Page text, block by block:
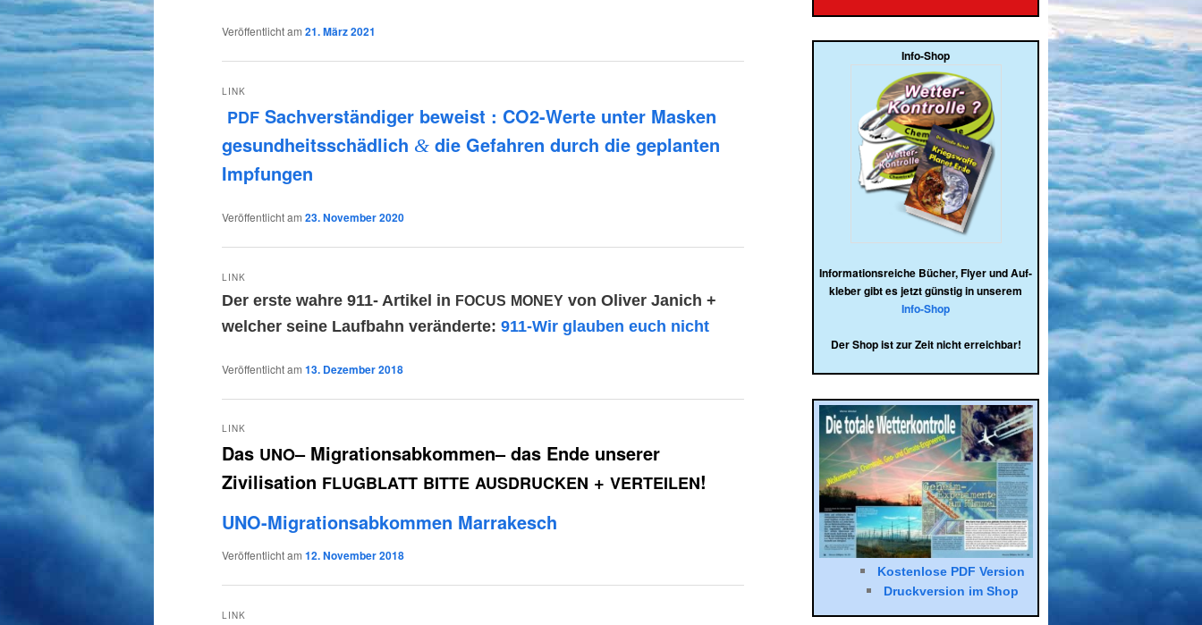
Veröffentlicht am 21. März 2021
LINK
PDF Sach­ver­stän­di­ger beweist : CO2-Wer­te unter Mas­ken
gesund­heits­schäd­lich & die Gefah­ren durch die geplan­ten
Impfungen
Veröffentlicht am 23. November 2020
LINK
Der erste wahre 911- Artikel in FOCUS MONEY von Oliver Janich +
welcher seine Laufbahn veränderte: 911-Wir glauben euch nicht
Veröffentlicht am 13. Dezember 2018
LINK
Das UNO– Migrationsabkommen– das Ende unserer
Zivilisation FLUGBLATT BITTE AUSDRUCKEN + VERTEILEN!
UNO-Migrationsabkommen Marrakesch
Veröffentlicht am 12. November 2018
LINK
Info-Shop
Infor­ma­ti­ons­rei­che Bücher, Flyer und Auf­
kle­ber gibt es jetzt güns­tig in unserem
Info-Shop
Der Shop ist zur Zeit nicht erreichbar!
Kostenlose PDF Version
Druck­ver­sion im Shop